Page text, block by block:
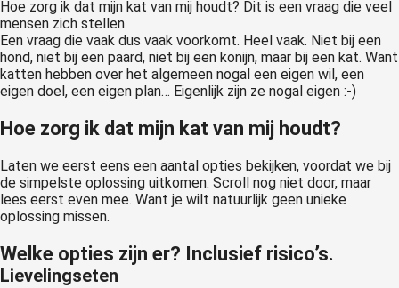
Hoe zorg ik dat mijn kat van mij houdt? Dit is een vraag die veel
mensen zich stellen.
Een vraag die vaak dus vaak voorkomt. Heel vaak. Niet bij een
hond, niet bij een paard, niet bij een konijn, maar bij een kat. Want
katten hebben over het algemeen nogal een eigen wil, een
eigen doel, een eigen plan… Eigenlijk zijn ze nogal eigen :-)
Hoe zorg ik dat mijn kat van mij houdt?
Laten we eerst eens een aantal opties bekijken, voordat we bij
de simpelste oplossing uitkomen. Scroll nog niet door, maar
lees eerst even mee. Want je wilt natuurlijk geen unieke
oplossing missen.
Welke opties zijn er? Inclusief risico’s.
Lievelingseten